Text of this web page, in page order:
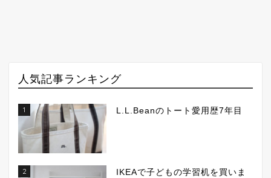
人気記事ランキング
1 L.L.Beanのトート愛用歴7年目
2
IKEAで子どもの学習机を買いま